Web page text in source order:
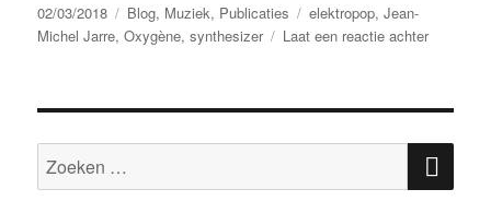
Geplaatst
op
02/03/2018 Categorieën
Blog, Muziek, Publicaties Tags
elektropop,Jean-
Michel Jarre,Oxygène,synthesizer Laat een reactie achterop
ruimtepak
Zoeken
naar: